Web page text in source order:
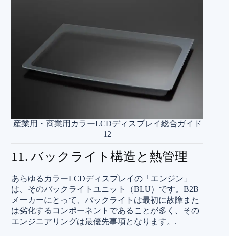
産業用・商業用カラーLCDディスプレイ総合ガイド
12
11. バックライト構造と熱管理
あらゆるカラーLCDディスプレイの「エンジン」
は、そのバックライトユニット（BLU）です。B2B
メーカーにとって、バックライトは最初に故障また
は劣化するコンポーネントであることが多く、その
エンジニアリングは最優先事項となります。.